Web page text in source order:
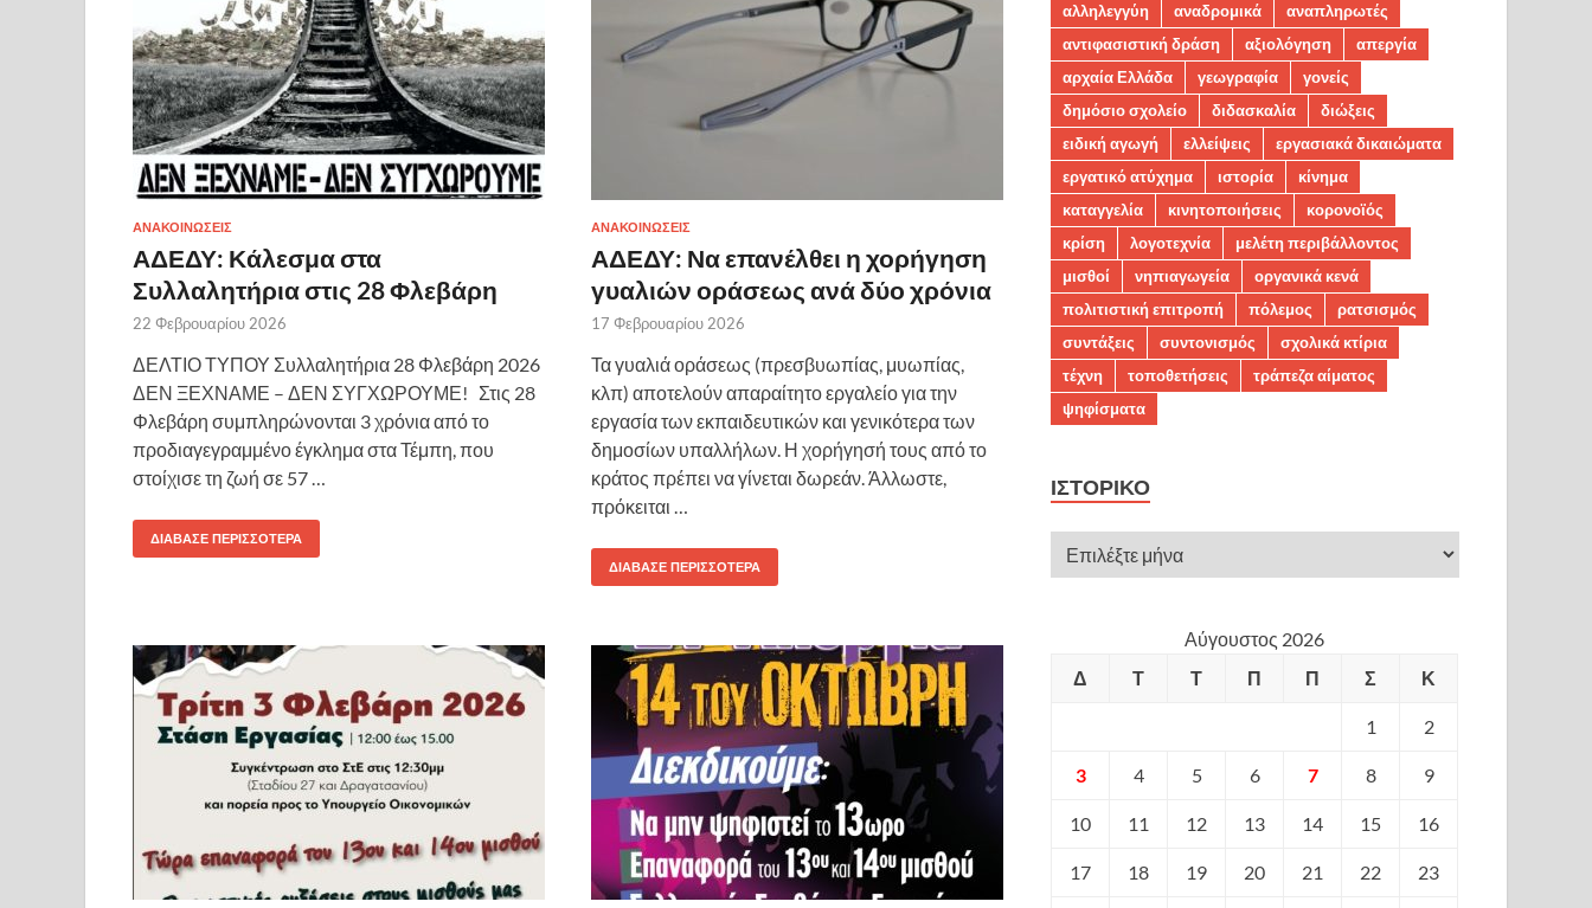
ΑΝΑΚΟΙΝΩΣΕΙΣ
ΑΔΕΔΥ: Κάλεσμα στα
Συλλαλητήρια στις 28 Φλεβάρη
22 Φεβρουαρίου 2026
ΔΕΛΤΙΟ ΤΥΠΟΥ Συλλαλητήρια 28 Φλεβάρη 2026
ΔΕΝ ΞΕΧΝΑΜΕ – ΔΕΝ ΣΥΓΧΩΡΟΥΜΕ! Στις 28
Φλεβάρη συμπληρώνονται 3 χρόνια από το
προδιαγεγραμμένο έγκλημα στα Τέμπη, που
στοίχισε τη ζωή σε 57 …
ΔΙΆΒΑΣΕ ΠΕΡΙΣΣΌΤΕΡΑ
ΑΝΑΚΟΙΝΩΣΕΙΣ
ΑΔΕΔΥ: Να επανέλθει η χορήγηση
γυαλιών οράσεως ανά δύο χρόνια
17 Φεβρουαρίου 2026
Τα γυαλιά οράσεως (πρεσβυωπίας, μυωπίας,
κλπ) αποτελούν απαραίτητο εργαλείο για την
εργασία των εκπαιδευτικών και γενικότερα των
δημοσίων υπαλλήλων. Η χορήγησή τους από το
κράτος πρέπει να γίνεται δωρεάν. Άλλωστε,
πρόκειται …
ΔΙΆΒΑΣΕ ΠΕΡΙΣΣΌΤΕΡΑ
αλληλεγγύη
αναδρομικά
αναπληρωτές
αντιφασιστική δράση
αξιολόγηση
απεργία
αρχαία Ελλάδα
γεωγραφία
γονείς
δημόσιο σχολείο
διδασκαλία
διώξεις
ειδική αγωγή
ελλείψεις
εργασιακά δικαιώματα
εργατικό ατύχημα
ιστορία
κίνημα
καταγγελία
κινητοποιήσεις
κορονοϊός
κρίση
λογοτεχνία
μελέτη περιβάλλοντος
μισθοί
νηπιαγωγεία
οργανικά κενά
πολιτιστική επιτροπή
πόλεμος
ρατσισμός
συντάξεις
συντονισμός
σχολικά κτίρια
τέχνη
τοποθετήσεις
τράπεζα αίματος
ψηφίσματα
ΙΣΤΟΡΙΚΌ
Αύγουστος 2026
Δ
Τ Τ Π Π Σ Κ
1 2
3 4 5 6 7 8 9
10 11 12 13 14 15 16
17 18 19 20 21 22 23